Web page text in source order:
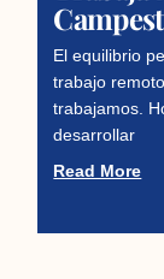
El equilibrio
trabajo
trabajamos.
desarrollar
Read More